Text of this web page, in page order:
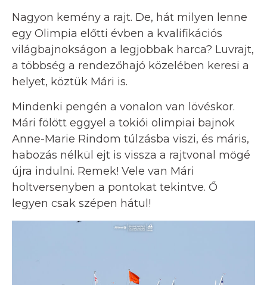
Nagyon kemény a rajt. De, hát milyen lenne
egy Olimpia előtti évben a kvalifikációs
világbajnokságon a legjobbak harca? Luvrajt,
a többség a rendezőhajó közelében keresi a
helyet, köztük Mári is.
Mindenki pengén a vonalon van lövéskor.
Mári fölött eggyel a tokiói olimpiai bajnok
Anne-Marie Rindom túlzásba viszi, és máris,
habozás nélkül ejt is vissza a rajtvonal mögé
újra indulni. Remek! Vele van Mári
holtversenyben a pontokat tekintve. Ő
legyen csak szépen hátul!